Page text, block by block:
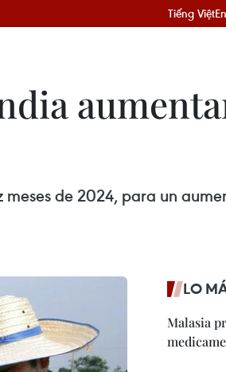
Tiếng Việt
de 2024, para un
LO
Malasia